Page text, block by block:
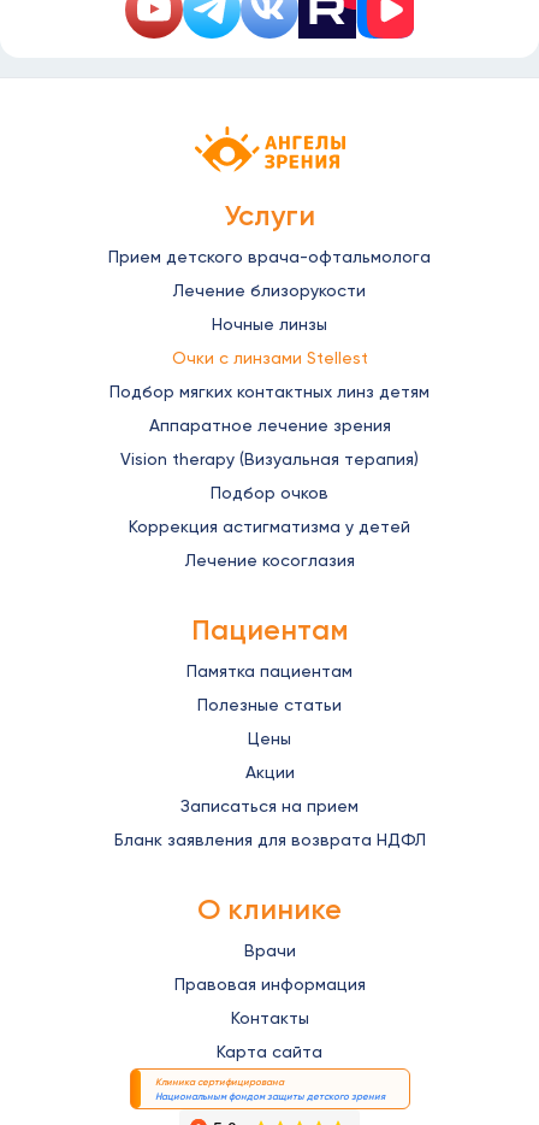
Детская офтальмология Ангелы
Услуги
Прием детского врача-офтальмолога
Лечение близорукости
Ночные линзы
Очки с линзами Stellest
Подбор мягких контактных линз детям
Аппаратное лечение зрения
Vision therapy (Визуальная терапия)
Подбор очков
Коррекция астигматизма у детей
Лечение косоглазия
Пациентам
Памятка пациентам
Полезные статьи
Цены
Акции
Записаться на прием
Бланк заявления для возврата НДФЛ
О клинике
Врачи
Правовая информация
Контакты
Карта сайта
Клиника сертифицирована
Национальным фондом защиты детского зрения